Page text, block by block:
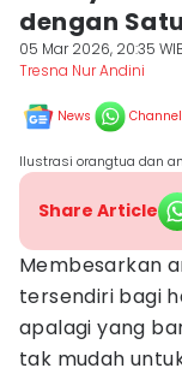
dengan
05 Mar 2026, 20:35
Tresna Nur Andini
News Channel
Ilustrasi orangtua dan
Share Article
Membesarkan
tersendiri bagi
apalagi yang
tak mudah